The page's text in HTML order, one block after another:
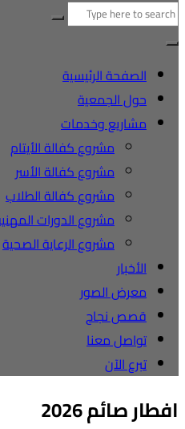
البحث
عن:
الصفحة الرئيسية
حول الجمعية
مشاريع وخدمات
مشروع كفالة الأيتام
مشروع كفالة الأسر
مشروع كفالة الطلاب
مشروع الدورات المهنية
مشروع الرعاية الصحية
الأخبار
معرض الصور
قصص نجاح
تواصل معنا
تبرع الآن
افطار صائم 2026